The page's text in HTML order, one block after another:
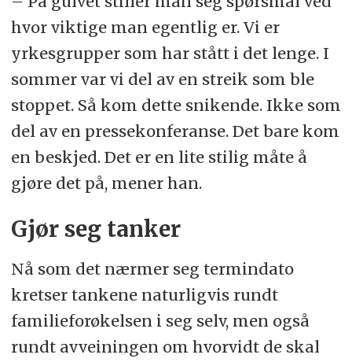
hvor viktige man egentlig er. Vi er
yrkesgrupper som har stått i det lenge. I
sommer var vi del av en streik som ble
stoppet. Så kom dette snikende. Ikke som
del av en pressekonferanse. Det bare kom
en beskjed. Det er en lite stilig måte å
gjøre det på, mener han.
Gjør seg tanker
Nå som det nærmer seg termindato
kretser tankene naturligvis rundt
familieforøkelsen i seg selv, men også
rundt avveiningen om hvorvidt de skal